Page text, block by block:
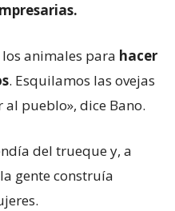
los animales para hacer
. Esquilamos las ovejas
pueblo», dice Bano.
del trueque y, a
gente construía